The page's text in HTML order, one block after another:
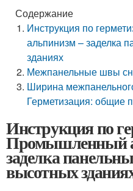
Содержание
Инструкция по
альпинизм – заделка
зданиях
Межпанельные швы
Ширина
Герметизация: общие
Инструкция по
Промышленный
заделка
высотных